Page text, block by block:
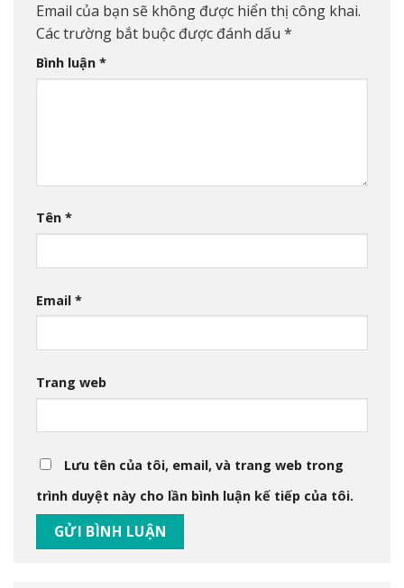
Email của bạn sẽ không được hiển thị công khai.
Các trường bắt buộc được đánh dấu *
Bình luận *
Tên *
Email *
Trang web
Lưu tên của tôi, email, và trang web trong
trình duyệt này cho lần bình luận kế tiếp của tôi.